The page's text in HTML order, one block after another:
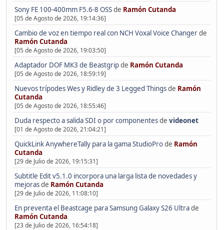
Sony FE 100-400mm F5.6-8 OSSde Ramón Cutanda
[05 de Agosto de 2026, 19:14:36]
Cambio de voz en tiempo real con NCH Voxal Voice Changerde
Ramón Cutanda
[05 de Agosto de 2026, 19:03:50]
Adaptador DOF MK3 de Beastgripde Ramón Cutanda
[05 de Agosto de 2026, 18:59:19]
Nuevos trípodes Wes y Ridley de 3 Legged Thingsde Ramón
Cutanda
[05 de Agosto de 2026, 18:55:46]
Duda respecto a salida SDI o por componentesde videonet
[01 de Agosto de 2026, 21:04:21]
QuickLink AnywhereTally para la gama StudioProde Ramón
Cutanda
[29 de Julio de 2026, 19:15:31]
Subtitle Edit v5.1.0 incorpora una larga lista de novedades y
mejorasde Ramón Cutanda
[29 de Julio de 2026, 11:08:10]
En preventa el Beastcage para Samsung Galaxy S26 Ultrade
Ramón Cutanda
[23 de Julio de 2026, 16:54:18]